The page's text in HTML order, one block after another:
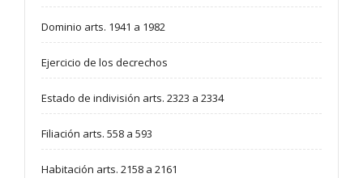
Dominio arts. 1941 a 1982
Ejercicio de los decrechos
Estado de indivisión arts. 2323 a 2334
Filiación arts. 558 a 593
Habitación arts. 2158 a 2161